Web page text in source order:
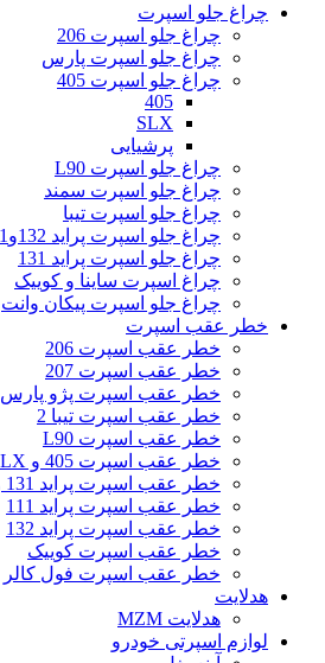
چراغ جلو اسپرت
چراغ جلو اسپرت 206
چراغ جلو اسپرت پارس
چراغ جلو اسپرت 405
405
SLX
پرشیایی
چراغ جلو اسپرت L90
چراغ جلو اسپرت سمند
چراغ جلو اسپرت تیبا
چراغ جلو اسپرت پراید 132و111
چراغ جلو اسپرت پراید 131
چراغ اسپرت ساینا و کوییک
چراغ جلو اسپرت پیکان وانت
خطر عقب اسپرت
خطر عقب اسپرت 206
خطر عقب اسپرت 207
خطر عقب اسپرت پژو پارس
خطر عقب اسپرت تیبا 2
خطر عقب اسپرت L90
خطر عقب اسپرت 405 و SLX
خطر عقب اسپرت پراید 131 و GTX
خطر عقب اسپرت پراید 111
خطر عقب اسپرت پراید 132
خطر عقب اسپرت کوییک
خطر عقب اسپرت فول کالر
هدلایت
هدلایت MZM
لوازم اسپرتی خودرو